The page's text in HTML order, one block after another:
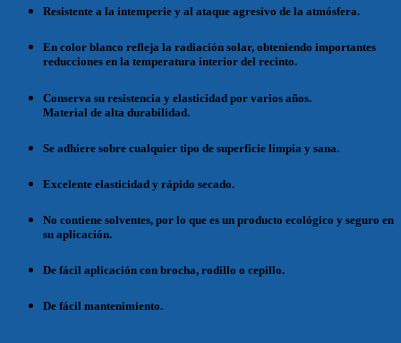
Resistente a la intemperie y al ataque agresivo de la atmósfera.
En color blanco refleja la radiación solar, obteniendo importantes
reducciones en la temperatura interior del recinto.
Conserva su resistencia y elasticidad por varios años.
Material de alta durabilidad.
Se adhiere sobre cualquier tipo de superficie limpia y sana.
Excelente elasticidad y rápido secado.
No contiene solventes, por lo que es un producto ecológico y seguro en
su aplicación.
De fácil aplicación con brocha, rodillo o cepillo.
De fácil mantenimiento.